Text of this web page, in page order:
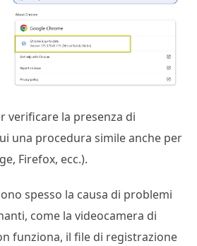
verificare la presenza di
una procedura simile anche per
Firefox, ecc.).
spesso la causa di problemi
come la videocamera di
funziona, il file di registrazione